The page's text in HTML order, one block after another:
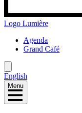
Logo Lumière
Agenda
Grand Café
English
Menu